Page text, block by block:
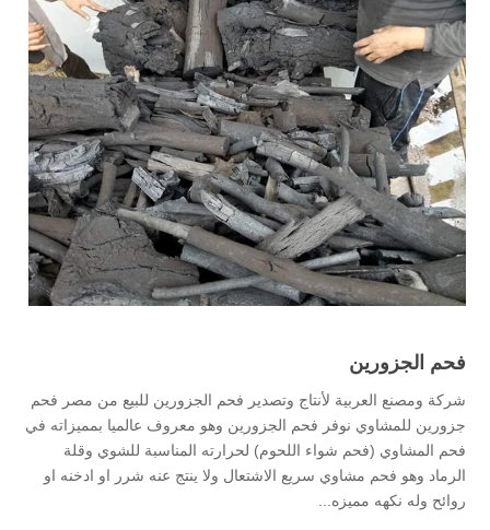
فحم الجزورين
شركة ومصنع العربية لأنتاج وتصدير فحم الجزورين للبيع من مصر فحم
جزورين للمشاوي نوفر فحم الجزورين وهو معروف عالميا بمميزاته في
فحم المشاوي (فحم شواء اللحوم) لحرارته المناسبة للشوي وقلة
الرماد وهو فحم مشاوي سريع الاشتعال ولا ينتج عنه شرر او ادخنه او
روائح وله نكهه مميزه...